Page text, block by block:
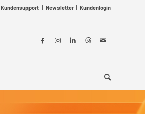
Kundensupport | Newsletter | Kundenlogin